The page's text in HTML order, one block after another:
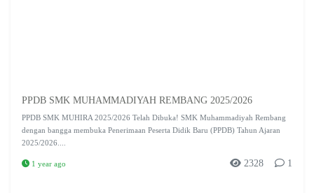
PPDB SMK MUHAMMADIYAH REMBANG 2025/2026
PPDB SMK MUHIRA 2025/2026 Telah Dibuka! SMK Muhammadiyah Rembang
dengan bangga membuka Penerimaan Peserta Didik Baru (PPDB) Tahun Ajaran
2025/2026....
1 year ago 1
2328